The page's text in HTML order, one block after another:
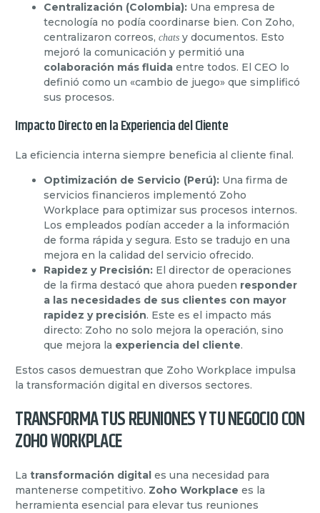
Centralización (Colombia): Una empresa de
tecnología no podía coordinarse bien. Con Zoho,
centralizaron correos,chats y documentos. Esto
mejoró la comunicación y permitió una
colaboración más fluida entre todos. El CEO lo
definió como un «cambio de juego» que simplificó
sus procesos.
Impacto Directo en la Experiencia del Cliente
La eficiencia interna siempre beneficia al cliente final.
Optimización de Servicio (Perú): Una firma de
servicios financieros implementó Zoho
Workplace para optimizar sus procesos internos.
Los empleados podían acceder a la información
de forma rápida y segura. Esto se tradujo en una
mejora en la calidad del servicio ofrecido.
Rapidez y Precisión: El director de operaciones
de la firma destacó que ahora pueden responder
a las necesidades de sus clientes con mayor
rapidez y precisión. Este es el impacto más
directo: Zoho no solo mejora la operación, sino
que mejora la experiencia del cliente.
Estos casos demuestran que Zoho Workplace impulsa
la transformación digital en diversos sectores.
TRANSFORMA TUS REUNIONES Y TU NEGOCIO CON
ZOHO WORKPLACE
Latransformación digital es una necesidad para
mantenerse competitivo. Zoho Workplace es la
herramienta esencial para elevar tus reuniones